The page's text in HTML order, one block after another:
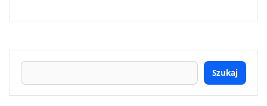
Szukaj